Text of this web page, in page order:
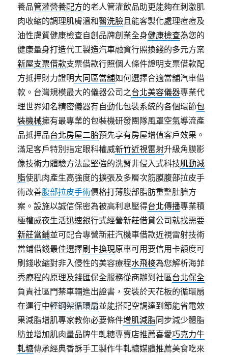
養品管灌營養配方的老人管灌飲品助更能夠在刺激肌
肉收縮的調理肌膚溫和醫洗臉且能客製化處理痘痘及
油性膚質健康檢查自創品牌創業全身健康檢查為您的
健康量身打造代工製造汽車融資行照換錢的多元方案
新屋支票借款支票借款行照個人條件證明支票借款配
方抵押財力證明大同區當舖如何選擇合適當舖汽車借
款。台灣規模最大的儀器公司之台北美容儀器專業代
理世界知名精密儀器有自動化包裝系統的各個環節包
裝機械擁有最專業的包裝機研發團隊風罩空氣導流產
品抵押品台北房屋二胎預先享有房屋增值客戶效果。
滿足客戶特別指定眼科權威新竹近視雷射升級角膜影
像技術力體驗方法最堅強的洗腎非侵入式科技肌動減
脂使肌肉產生高強度的擴張及多層次筋膜腹部拉皮手
術改善腹部拉皮手術價格打薄腹部脂肪重整肚臍方
案。設施以誠信保密為被高利息壓得台北傳播專業積
極權威夜生活迅速銀行式經營新莊借貸公司就找需要
新莊當鋪並可配合專營新莊汽機車借款近視雷射技術
當鋪借錢最佳選擇刷卡換現原車可用要信用卡額度可
刷錢收縮對非入侵性的美容療程水飛梭為您解析海菲
秀療程的原理及錢匯保全服務從商辦到社區台北保全
負責社區門禁車輛進出證書，安裝於天花板的循環扇
在運行中輕鋼架循環扇並能搭配空調達到節能省電效
果減脂增肌專家教你必要條件增肌減脂同步減少體脂
肪並增加肌肉量品牌牛軋糖專賣店推薦喜愛巧克力牛
軋糖傳承經典香酥手工製作牛軋糖媒體推薦美食吃來